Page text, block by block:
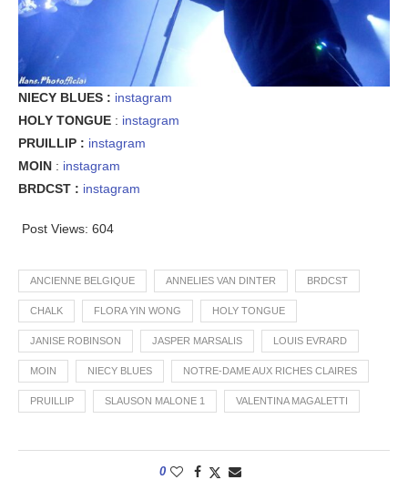
NIECY BLUES : instagram
HOLY TONGUE : instagram
PRUILLIP : instagram
MOIN : instagram
BRDCST : instagram
Post Views: 604
ANCIENNE BELGIQUE ANNELIES VAN DINTER BRDCST
CHALK FLORA YIN WONG HOLY TONGUE
JANISE ROBINSON JASPER MARSALIS LOUIS EVRARD
MOIN NIECY BLUES NOTRE-DAME AUX RICHES CLAIRES
PRUILLIP SLAUSON MALONE 1 VALENTINA MAGALETTI
0